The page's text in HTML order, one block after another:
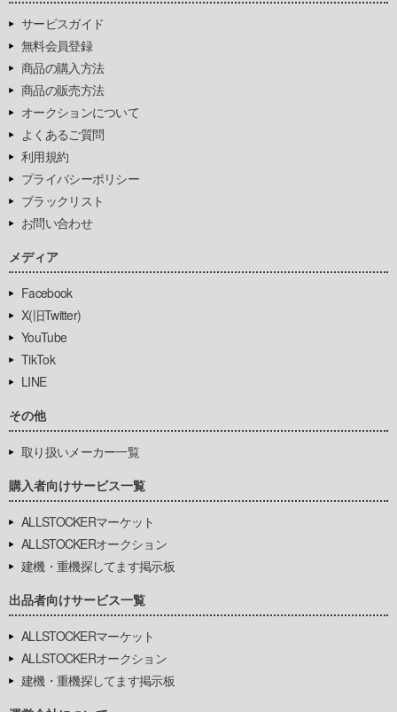
サービスガイド
無料会員登録
商品の購入方法
商品の販売方法
オークションについて
よくあるご質問
利用規約
プライバシーポリシー
ブラックリスト
お問い合わせ
メディア
Facebook
X(旧Twitter)
YouTube
TikTok
LINE
その他
取り扱いメーカー一覧
購入者向けサービス一覧
ALLSTOCKERマーケット
ALLSTOCKERオークション
建機・重機探してます掲示板
出品者向けサービス一覧
ALLSTOCKERマーケット
ALLSTOCKERオークション
建機・重機探してます掲示板